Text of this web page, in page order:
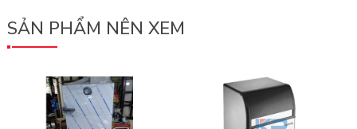
SẢN PHẨM NÊN XEM